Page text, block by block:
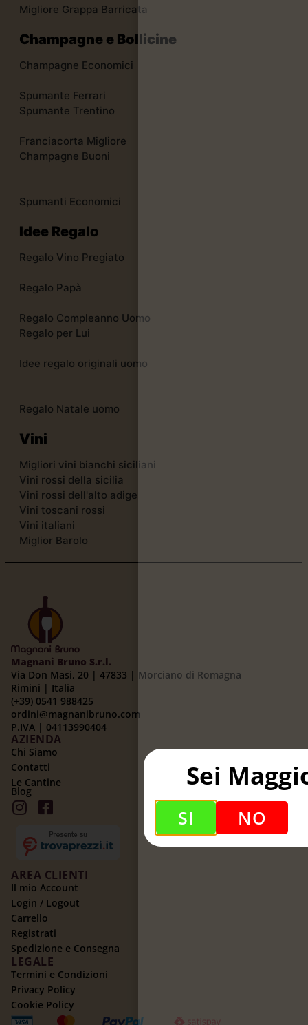
Migliore Grappa Barricata
Champagne e Bollicine
Champagne Economici
Spumante Ferrari
Spumante Trentino
Franciacorta Migliore
Champagne Buoni
Spumanti Economici
Idee Regalo
Regalo Vino Pregiato
Regalo Papà
Regalo Compleanno Uomo
Regalo per Lui
Idee regalo originali uomo
Regalo Natale uomo
Vini
Migliori vini bianchi siciliani
Vini rossi della sicilia
Vini rossi dell'alto adige
Vini toscani rossi
Vini italiani
Miglior Barolo
Magnani Bruno S.r.l.
Via Don Masi, 20 | 47833 | Morciano di Romagna
Rimini | Italia
(+39) 0541 988425
ordini@magnanibruno.com
P.IVA | 04113990404
AZIENDA
Chi Siamo
Contatti
Le Cantine
Blog
AREA CLIENTI
Il mio Account
Login / Logout
Carrello
Registrati
Spedizione e Consegna
LEGALE
Termini e Condizioni
Privacy Policy
Cookie Policy
Sei
SI NO